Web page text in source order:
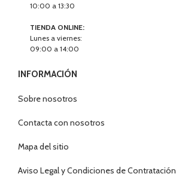
10:00 a 13:30
TIENDA ONLINE:
Lunes a viernes:
09:00 a 14:00
INFORMACIÓN
Sobre nosotros
Contacta con nosotros
Mapa del sitio
Aviso Legal y Condiciones de Contratación